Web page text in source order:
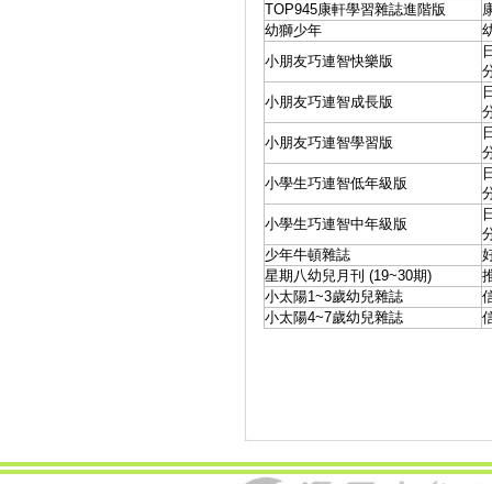
TOP945康軒學習雜誌進階版
幼獅少年
小朋友巧連智快樂版
小朋友巧連智成長版
小朋友巧連智學習版
小學生巧連智低年級版
小學生巧連智中年級版
少年牛頓雜誌
星期八幼兒月刊 (19~30期)
小太陽1~3歲幼兒雜誌
小太陽4~7歲幼兒雜誌